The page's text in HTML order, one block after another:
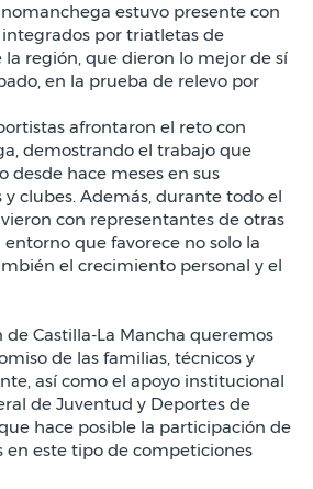
estuvo presente con
por triatletas de
región, que dieron lo mejor de sí
en la prueba de relevo por
afrontaron el reto con
demostrando el trabajo que
desde hace meses en sus
y clubes. Además, durante todo el
con representantes de otras
que favorece no solo la
el crecimiento personal y el
de Castilla-La Mancha queremos
de las familias, técnicos y
así como el apoyo institucional
de Juventud y Deportes de
hace posible la participación de
en este tipo de competiciones